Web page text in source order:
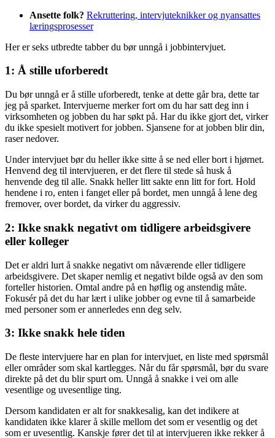
Ansette folk? Rekruttering, intervjuteknikker og nyansattes
læringsprosesser
Her er seks utbredte tabber du bør unngå i jobbintervjuet.
1: Å stille uforberedt
Du bør unngå er å stille uforberedt, tenke at dette går bra, dette tar
jeg på sparket. Intervjuerne merker fort om du har satt deg inn i
virksomheten og jobben du har søkt på. Har du ikke gjort det, virker
du ikke spesielt motivert for jobben. Sjansene for at jobben blir din,
raser nedover.
Under intervjuet bør du heller ikke sitte å se ned eller bort i hjørnet.
Henvend deg til intervjueren, er det flere til stede så husk å
henvende deg til alle. Snakk heller litt sakte enn litt for fort. Hold
hendene i ro, enten i fanget eller på bordet, men unngå å lene deg
fremover, over bordet, da virker du aggressiv.
2: Ikke snakk negativt om tidligere arbeidsgivere
eller kolleger
Det er aldri lurt å snakke negativt om nåværende eller tidligere
arbeidsgivere. Det skaper nemlig et negativt bilde også av den som
forteller historien. Omtal andre på en høflig og anstendig måte.
Fokusér på det du har lært i ulike jobber og evne til å samarbeide
med personer som er annerledes enn deg selv.
3: Ikke snakk hele tiden
De fleste intervjuere har en plan for intervjuet, en liste med spørsmål
eller områder som skal kartlegges. Når du får spørsmål, bør du svare
direkte på det du blir spurt om. Unngå å snakke i vei om alle
vesentlige og uvesentlige ting.
Dersom kandidaten er alt for snakkesalig, kan det indikere at
kandidaten ikke klarer å skille mellom det som er vesentlig og det
som er uvesentlig. Kanskje fører det til at intervjueren ikke rekker å